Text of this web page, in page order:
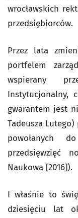
wrocławskich
przedsiębiorców.
Przez lata
portfelem
wspierany
Instytucjonalny,
gwarantem jest
Tadeusza
powołanych
przedsięwzięć
Naukowa [2016]).
I właśnie to
dziesięciu lat